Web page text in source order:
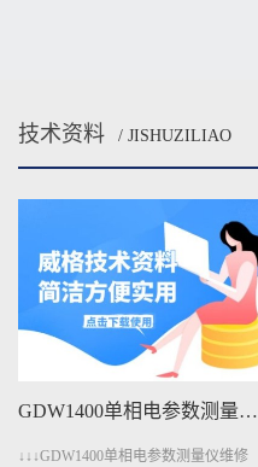
技术资料 / JISHUZILIAO
GDW1400单相电参数测量仪维修手册下载
↓↓↓GDW1400单相电参数测量仪维修